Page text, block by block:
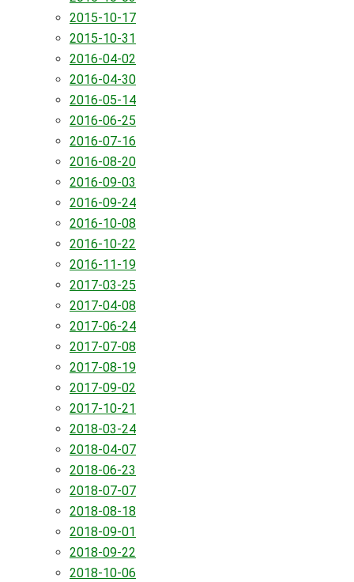
2015-10-17
2015-10-31
2016-04-02
2016-04-30
2016-05-14
2016-06-25
2016-07-16
2016-08-20
2016-09-03
2016-09-24
2016-10-08
2016-10-22
2016-11-19
2017-03-25
2017-04-08
2017-06-24
2017-07-08
2017-08-19
2017-09-02
2017-10-21
2018-03-24
2018-04-07
2018-06-23
2018-07-07
2018-08-18
2018-09-01
2018-09-22
2018-10-06